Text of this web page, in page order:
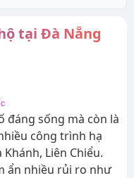
tại Đà Nẵng
đáng sống mà còn là
công trình hạ
Liên Chiểu.
ẩn nhiều rủi ro như